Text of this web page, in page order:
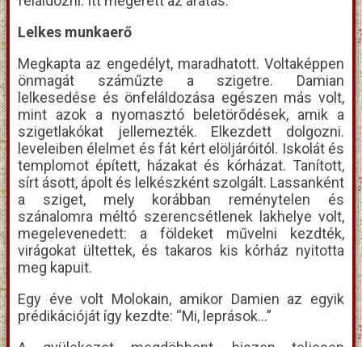
Lelkes munkaerő
Megkapta az engedélyt, maradhatott. Voltaképpen
önmagát száműzte a szigetre. Damian
lelkesedése és önfeláldozása egészen más volt,
mint azok a nyomasztó beletörődések, amik a
szigetlakókat jellemezték. Elkezdett dolgozni.
leveleiben élelmet és fát kért elöljáróitól. Iskolát és
templomot épített, házakat és kórházat. Tanított,
sírt ásott, ápolt és lelkészként szolgált. Lassanként
a sziget, mely korábban reménytelen és
szánalomra méltó szerencsétlenek lakhelye volt,
megelevenedett: a földeket művelni kezdték,
virágokat ültettek, és takaros kis kórház nyitotta
meg kapuit.
Egy éve volt Molokain, amikor Damien az egyik
prédikációját így kezdte: “Mi, leprások…”